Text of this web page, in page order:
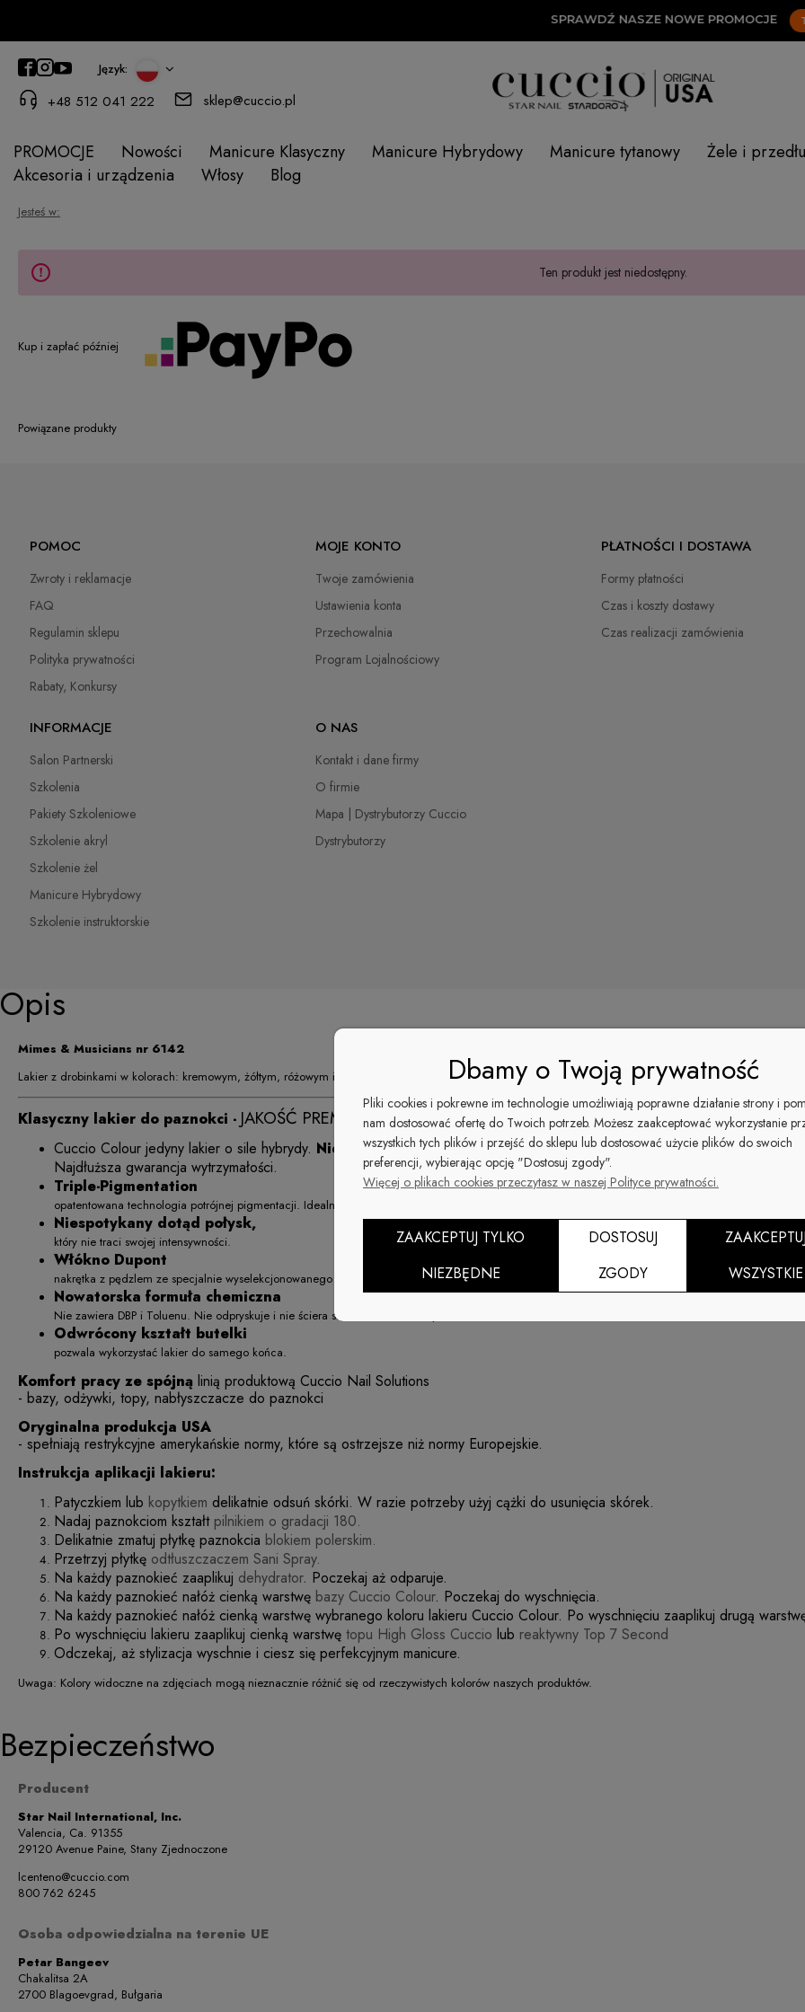
SPRAWDŹ NASZE NOWE PROMOCJE
Język:
+48 512 041 222 sklep@cuccio.pl
PROMOCJE Nowości Manicure Klasyczny Manicure Hybrydowy Manicure tytanowy
Żele i
Akcesoria i urządzenia
Włosy Blog
Jesteś w:
Ten produkt jest niedostępny.
Kup i zapłać później
Powiązane produkty
POMOC
Zwroty i reklamacje
FAQ
Regulamin sklepu
Polityka prywatności
Rabaty, Konkursy
MOJE KONTO
Twoje zamówienia
Ustawienia konta
Przechowalnia
Program Lojalnościowy
PŁATNOŚCI I DOSTAWA
Formy płatności
Czas i koszty dostawy
Czas realizacji zamówienia
INFORMACJE
Salon Partnerski
Szkolenia
Pakiety Szkoleniowe
Szkolenie akryl
Szkolenie żel
Manicure Hybrydowy
Szkolenie instruktorskie
O NAS
Kontakt i dane firmy
O firmie
Mapa | Dystrybutorzy Cuccio
Dystrybutorzy
Opis
Mimes & Musicians nr 6142
Lakier z drobinkami w kolorach: kremowym, żółtym, różowym i jasnoróżowym.
Klasyczny lakier do paznokci - JAKOŚĆ PREMIUM
Cuccio Colour jedyny lakier o sile hybrydy. Niezawodna trwałość 10+ dni!
Najdłuższa gwarancja wytrzymałości.
Triple-Pigmentation
opatentowana technologia potrójnej pigmentacji. Idealny efekt już przy pierwszej warstwie.
Niespotykany dotąd połysk,
który nie traci swojej intensywności.
Włókno Dupont
nakrętka z pędzlem ze specjalnie wyselekcjonowanego włókna DuPont.
Nowatorska formuła chemiczna
Nie zawiera DBP i Toluenu. Nie odpryskuje i nie ściera się na krawędziach paznokci.
Odwrócony kształt butelki
pozwala wykorzystać lakier do samego końca.
Komfort pracy ze spójną linią produktową Cuccio Nail Solutions
- bazy, odżywki, topy, nabłyszczacze do paznokci
Oryginalna produkcja USA
- spełniają restrykcyjne amerykańskie normy, które są ostrzejsze niż normy Europejskie.
Instrukcja aplikacji lakieru:
Patyczkiem lub kopytkiem delikatnie odsuń skórki. W razie potrzeby użyj cążki do usunięcia skórek.
Nadaj paznokciom kształt pilnikiem o gradacji 180.
Delikatnie zmatuj płytkę paznokcia blokiem polerskim.
Przetrzyj płytkę odtłuszczaczem Sani Spray.
Na każdy paznokieć zaaplikuj dehydrator. Poczekaj aż odparuje.
Na każdy paznokieć nałóż cienką warstwę bazy Cuccio Colour. Poczekaj do wyschnięcia.
Na każdy paznokieć nałóż cienką warstwę wybranego koloru lakieru Cuccio Colour. Po wyschnięciu zaaplikuj drugą
Po wyschnięciu lakieru zaaplikuj cienką warstwę topu High Gloss Cuccio lub reaktywny Top 7 Second
Odczekaj, aż stylizacja wyschnie i ciesz się perfekcyjnym manicure.
Uwaga: Kolory widoczne na zdjęciach mogą nieznacznie różnić się od rzeczywistych kolorów naszych produktów.
Bezpieczeństwo
Producent
Star Nail International, Inc.
Valencia, Ca. 91355
29120 Avenue Paine, Stany Zjednoczone
lcenteno@cuccio.com
800 762 6245
Osoba odpowiedzialna na terenie UE
Petar Bangeev
Chakalitsa 2A
2700 Blagoevgrad, Bułgaria
Dbamy o Twoją prywatność
Pliki cookies i pokrewne im technologie umożliwiają poprawne działanie strony i
nam dostosować ofertę do Twoich potrzeb. Możesz zaakceptować wykorzystanie
wszystkich tych plików i przejść do sklepu lub dostosować użycie plików do swoich
preferencji, wybierając opcję "Dostosuj zgody".
Więcej o plikach cookies przeczytasz w naszej Polityce prywatności.
ZAAKCEPTUJ TYLKO
NIEZBĘDNE
DOSTOSUJ
ZGODY
WSZYSTKIE